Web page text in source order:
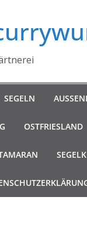
SEGELN
OSTFRIESLAND